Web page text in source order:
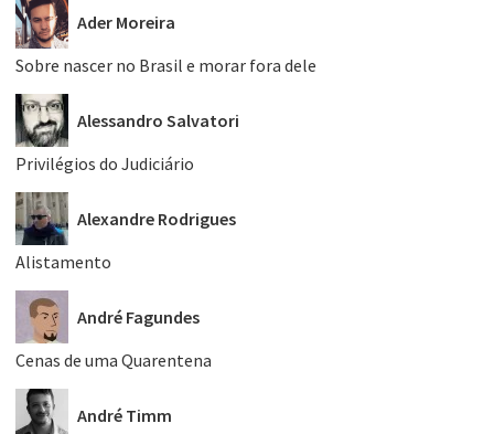
Ader Moreira
Sobre nascer no Brasil e morar fora dele
Alessandro Salvatori
Privilégios do Judiciário
Alexandre Rodrigues
Alistamento
André Fagundes
Cenas de uma Quarentena
André Timm